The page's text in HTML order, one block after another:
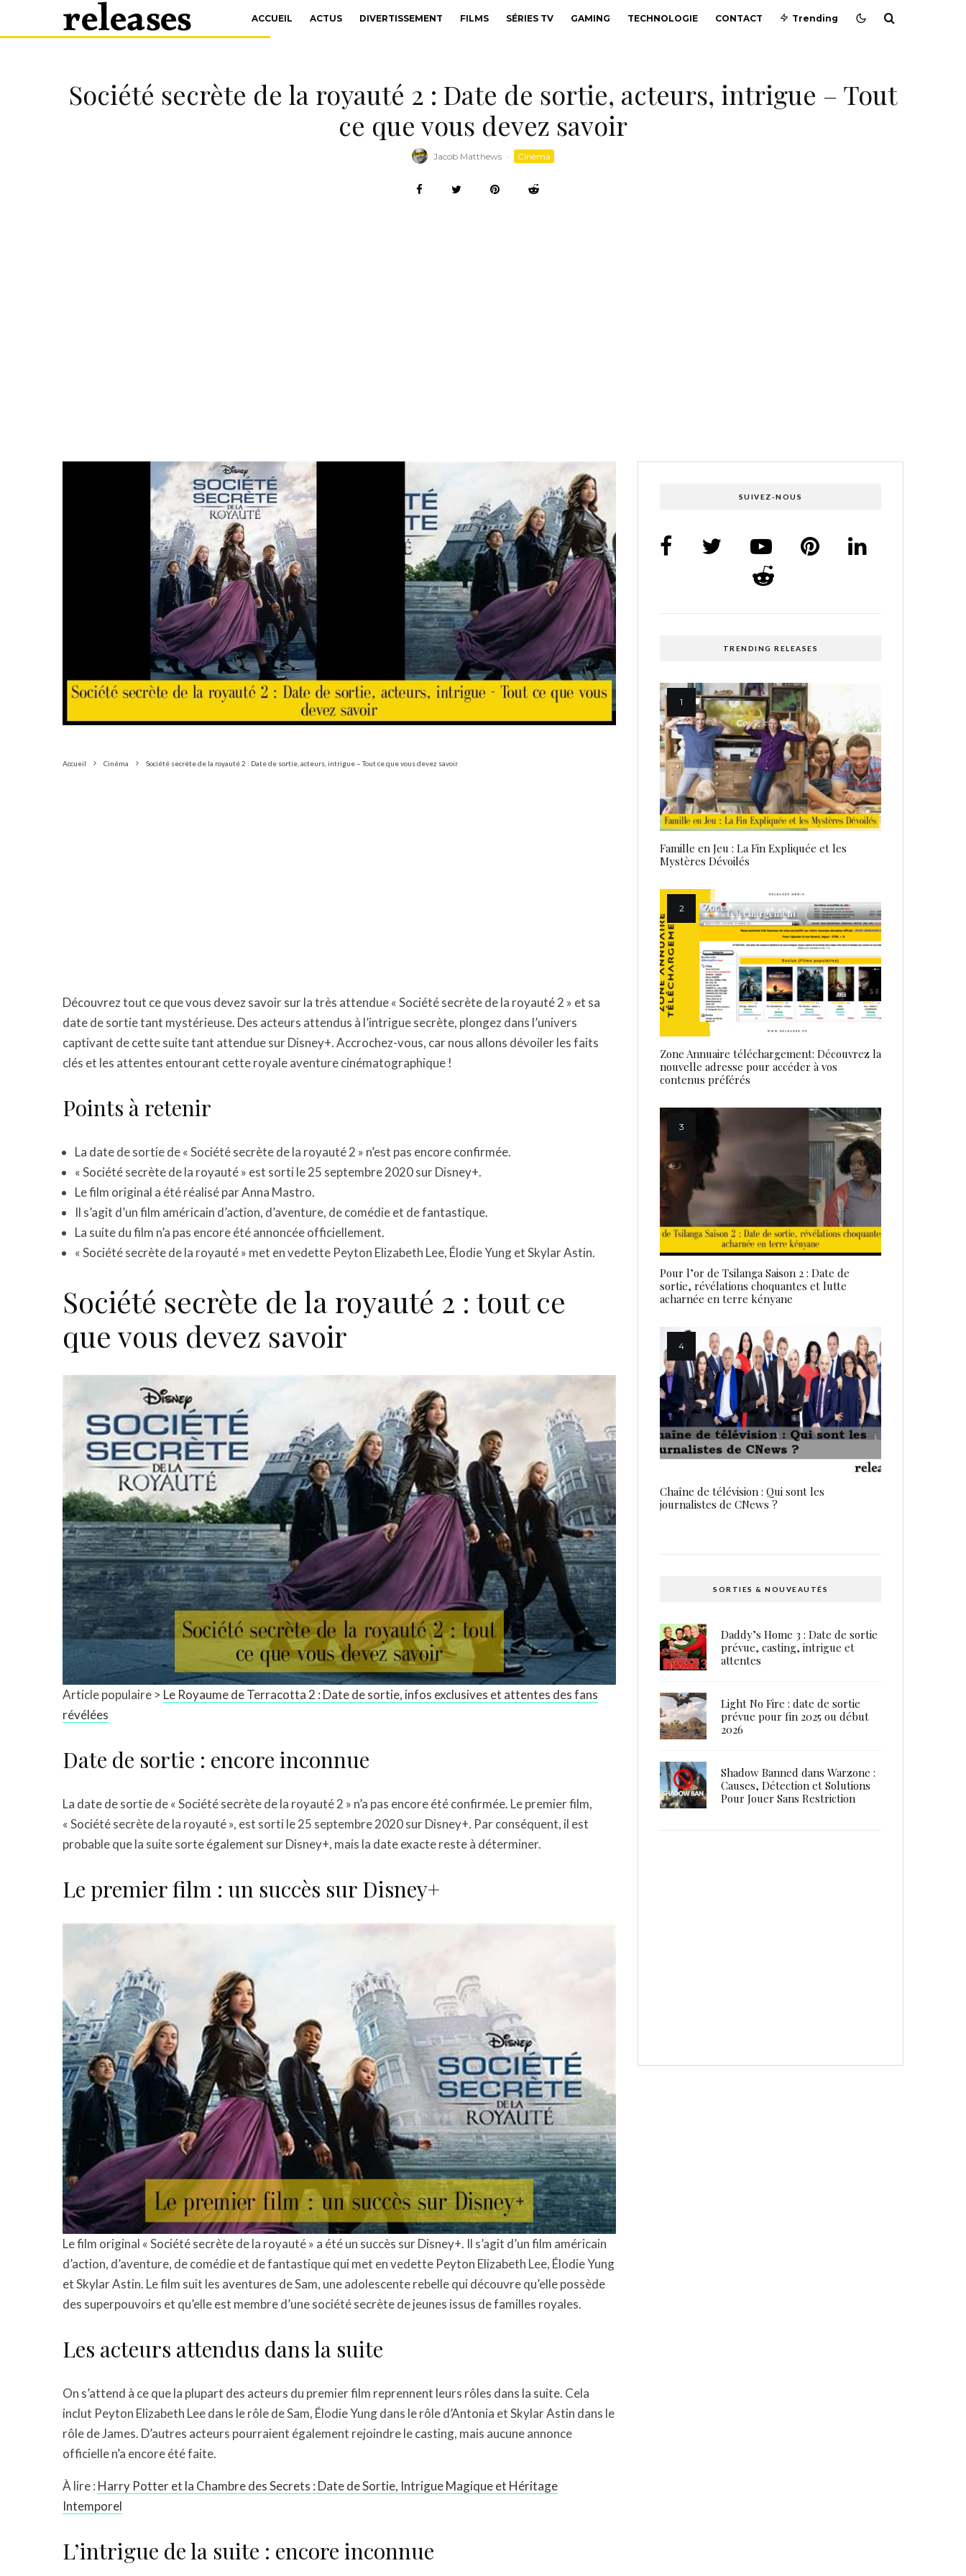
ACCUEIL ACTUS DIVERTISSEMENT FILMS SÉRIES TV GAMING TECHNOLOGIE CONTACT Trending
Société secrète de la royauté 2 : Date de sortie, acteurs, intrigue – Tout
ce que vous devez savoir
Jacob Matthews · Cinéma
Accueil Cinéma Société secrète de la royauté 2 : Date de sortie, acteurs, intrigue – Tout ce que vous devez savoir
Découvrez tout ce que vous devez savoir sur la très attendue « Société secrète de la royauté 2 » et sa
date de sortie tant mystérieuse. Des acteurs attendus à l’intrigue secrète, plongez dans l’univers
captivant de cette suite tant attendue sur Disney+. Accrochez-vous, car nous allons dévoiler les faits
clés et les attentes entourant cette royale aventure cinématographique !
Points à retenir
La date de sortie de « Société secrète de la royauté 2 » n’est pas encore confirmée.
« Société secrète de la royauté » est sorti le 25 septembre 2020 sur Disney+.
Le film original a été réalisé par Anna Mastro.
Il s’agit d’un film américain d’action, d’aventure, de comédie et de fantastique.
La suite du film n’a pas encore été annoncée officiellement.
« Société secrète de la royauté » met en vedette Peyton Elizabeth Lee, Élodie Yung et Skylar Astin.
Société secrète de la royauté 2 : tout ce
que vous devez savoir
Article populaire > Le Royaume de Terracotta 2 : Date de sortie, infos exclusives et attentes des fans
révélées
Date de sortie : encore inconnue
La date de sortie de « Société secrète de la royauté 2 » n’a pas encore été confirmée. Le premier film,
« Société secrète de la royauté », est sorti le 25 septembre 2020 sur Disney+. Par conséquent, il est
probable que la suite sorte également sur Disney+, mais la date exacte reste à déterminer.
Le premier film : un succès sur Disney+
Le film original « Société secrète de la royauté » a été un succès sur Disney+. Il s’agit d’un film américain
d’action, d’aventure, de comédie et de fantastique qui met en vedette Peyton Elizabeth Lee, Élodie Yung
et Skylar Astin. Le film suit les aventures de Sam, une adolescente rebelle qui découvre qu’elle possède
des superpouvoirs et qu’elle est membre d’une société secrète de jeunes issus de familles royales.
Les acteurs attendus dans la suite
On s’attend à ce que la plupart des acteurs du premier film reprennent leurs rôles dans la suite. Cela
inclut Peyton Elizabeth Lee dans le rôle de Sam, Élodie Yung dans le rôle d’Antonia et Skylar Astin dans le
rôle de James. D’autres acteurs pourraient également rejoindre le casting, mais aucune annonce
officielle n’a encore été faite.
À lire : Harry Potter et la Chambre des Secrets : Date de Sortie, Intrigue Magique et Héritage
Intemporel
L’intrigue de la suite : encore inconnue
SUIVEZ-NOUS
TRENDING RELEASES
Famille en Jeu : La Fin Expliquée et les
Mystères Dévoilés
Zone Annuaire téléchargement: Découvrez la
nouvelle adresse pour accéder à vos
contenus préférés
Pour l’or de Tsilanga Saison 2 : Date de
sortie, révélations choquantes et lutte
acharnée en terre kényane
Chaîne de télévision : Qui sont les
journalistes de CNews ?
SORTIES & NOUVEAUTÉS
Daddy’s Home 3 : Date de sortie
prévue, casting, intrigue et
attentes
Light No Fire : date de sortie
prévue pour fin 2025 ou début
2026
Shadow Banned dans Warzone :
Causes, Détection et Solutions
Pour Jouer Sans Restriction